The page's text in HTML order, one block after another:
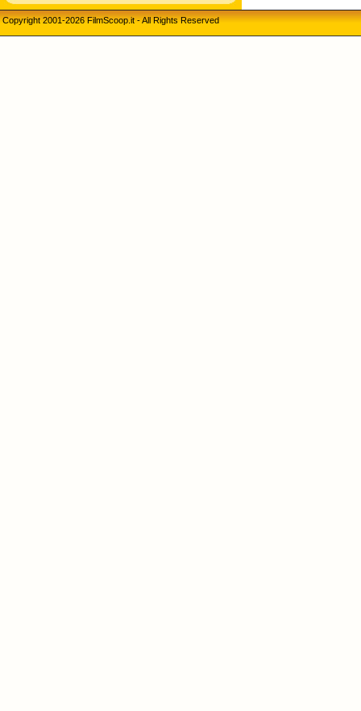
Copyright 2001-2026 FilmScoop.it - All Rights Reserved